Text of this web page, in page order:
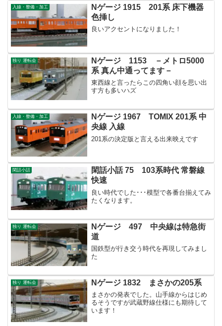
入線・整備・加工
Nゲージ 1915 201系 床下機器
色挿し
良いアクセントになりました！
独り 運転会
Nゲージ 1153 －メトロ5000
系 真ん中通ってます－
東西線と言ったらこの四角い顔を思い出
す方も多いハズ
入線・整備・加工
Nゲージ 1967 TOMIX 201系 中
央線 入線
201系の決定版と言える出来映えです
閑話小話
閑話小話 75 103系時代 常磐線
快速
良い時代でした･･･模型で各番台揃えてみ
たくなります。
独り 運転会
Nゲージ 497 中央線は特急街
道
国鉄型が行き交う時代を再現してみまし
た
独り 運転会 Nゲージ 1832 まさかの205系
まさかの発表でした。山手線からはじめ
るそうですが武蔵野線仕様にも期待して
います！